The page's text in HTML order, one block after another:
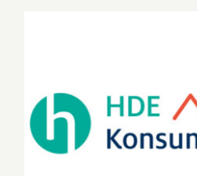
HDE-
Verbraucherstimmung
bleibt jedoch